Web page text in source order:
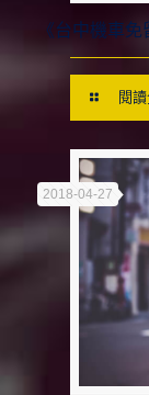
《台中機車
閱
2018-04-27